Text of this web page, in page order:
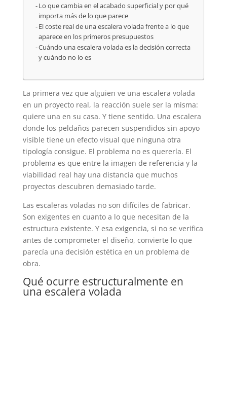
Lo que cambia en el acabado superficial y por qué
importa más de lo que parece
El coste real de una escalera volada frente a lo que
aparece en los primeros presupuestos
Cuándo una escalera volada es la decisión correcta
y cuándo no lo es
La primera vez que alguien ve una escalera volada
en un proyecto real, la reacción suele ser la misma:
quiere una en su casa. Y tiene sentido. Una escalera
donde los peldaños parecen suspendidos sin apoyo
visible tiene un efecto visual que ninguna otra
tipología consigue. El problema no es quererla. El
problema es que entre la imagen de referencia y la
viabilidad real hay una distancia que muchos
proyectos descubren demasiado tarde.
Las escaleras voladas no son difíciles de fabricar.
Son exigentes en cuanto a lo que necesitan de la
estructura existente. Y esa exigencia, si no se verifica
antes de comprometer el diseño, convierte lo que
parecía una decisión estética en un problema de
obra.
Qué ocurre estructuralmente en
una escalera volada